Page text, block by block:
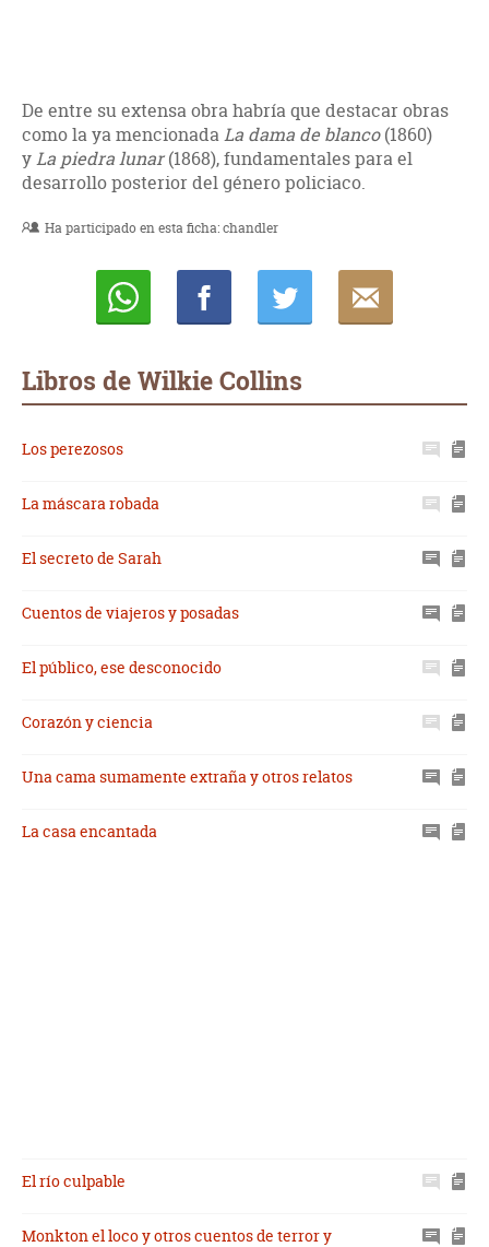
De entre su extensa obra habría que destacar obras
como la ya mencionadaLa dama de blanco (1860)
yLa piedra lunar(1868), fundamentales para el
desarrollo posterior del género policiaco.
Ha participado en esta ficha:chandler
Libros de Wilkie Collins
Los perezosos
La máscara robada
El secreto de Sarah
Cuentos de viajeros y posadas
El público, ese desconocido
Corazón y ciencia
Una cama sumamente extraña y otros relatos
La casa encantada
El río culpable
Monkton el loco y otros cuentos de terror y